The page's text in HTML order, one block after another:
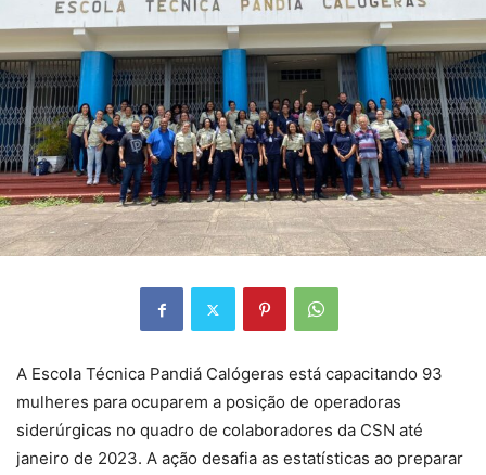
A Escola Técnica Pandiá Calógeras está capacitando 93
mulheres para ocuparem a posição de operadoras
siderúrgicas no quadro de colaboradores da CSN até
janeiro de 2023. A ação desafia as estatísticas ao preparar